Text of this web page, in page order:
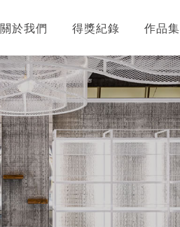
關於我們 得獎紀錄 作品集